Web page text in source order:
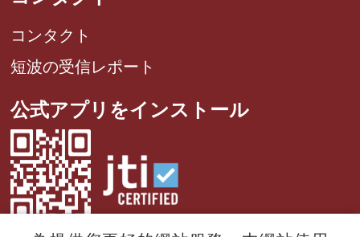
コンタクト
短波の受信レポート
公式アプリをインストール